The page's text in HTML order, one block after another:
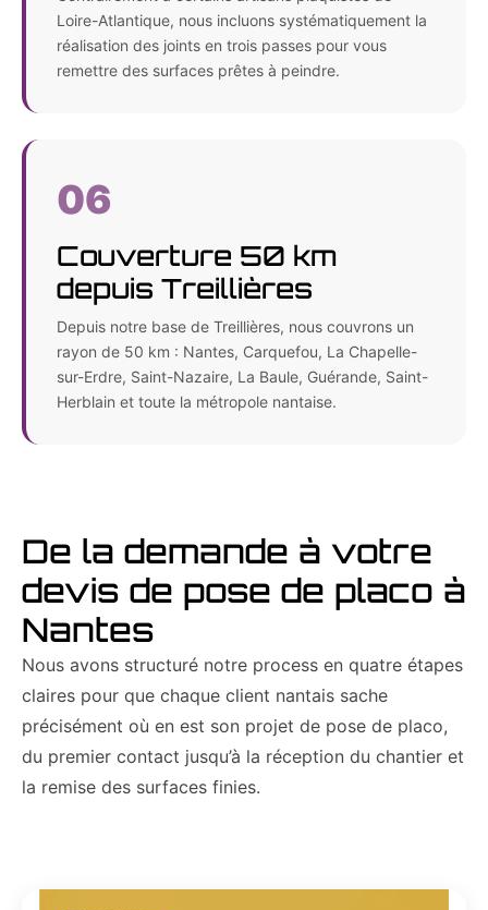
Loire-Atlantique, nous incluons systématiquement la
réalisation des joints en trois passes pour vous
remettre des surfaces prêtes à peindre.
06
Couverture 50 km
depuis Treillières
Depuis notre base de Treillières, nous couvrons un
rayon de 50 km : Nantes, Carquefou, La Chapelle-
sur-Erdre, Saint-Nazaire, La Baule, Guérande, Saint-
Herblain et toute la métropole nantaise.
De la demande à votre
devis de pose de placo à
Nantes
Nous avons structuré notre process en quatre étapes
claires pour que chaque client nantais sache
précisément où en est son projet de pose de placo,
du premier contact jusqu’à la réception du chantier et
la remise des surfaces finies.